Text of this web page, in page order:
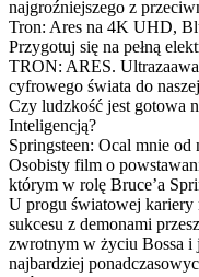
najgroźniejszego z
Tron: Ares na 4K UHD,
Przygotuj się na pełną
TRON: ARES.
cyfrowego świata do
Czy ludzkość jest gotowa
Inteligencją?
Springsteen: Ocal mnie
Osobisty film o
którym w rolę Bruce’a
U progu światowej kariery
sukcesu z demonami
zwrotnym w życiu Bossa i
najbardziej